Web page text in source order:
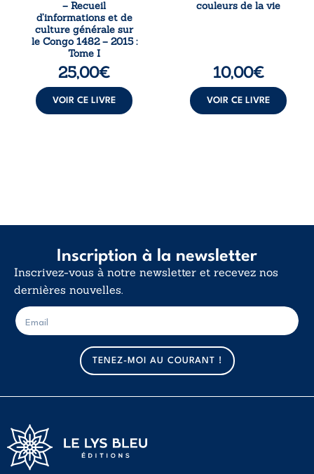
ce recueil offre
des repères
essentiels pour
mieux
comprendre le ...
– Recueil
d’informations et de
culture générale sur
le Congo 1482 – 2015 :
Tome I
25,00€
VOIR CE LIVRE
de la vie explore la
couleurs de la vie
10,00€
VOIR CE LIVRE
Inscription à la newsletter
Inscrivez-vous à notre newsletter et recevez nos
dernières nouvelles.
m
a
i
l
E
-
m
TENEZ-MOI AU COURANT !